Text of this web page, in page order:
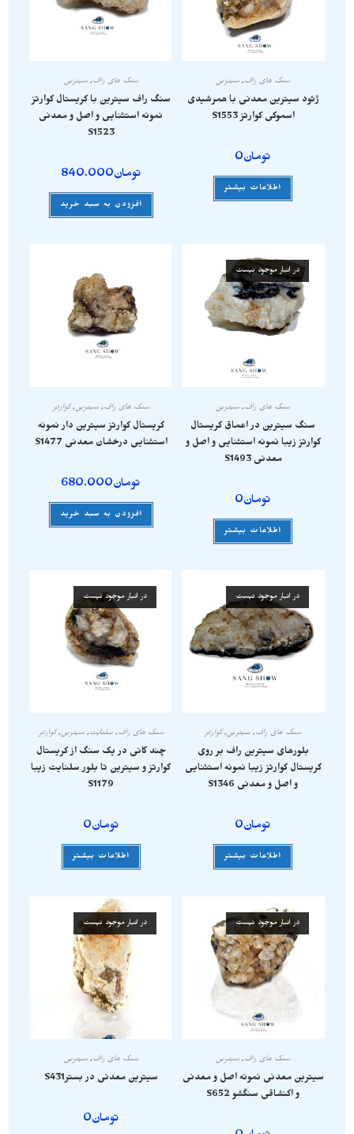
سنگ های راف, سیترین
ژئود سیترین معدنی با همرشیدی
اسموکی کوارتز S1553
تومان0
اطلاعات بیشتر
سنگ های راف,سیترین
سنگ راف سیترین با کریستال کوارتز
نمونه استثنایی و اصل و معدنی
S1523
تومان840.000
افزودن به سبد خرید
در انبار موجود نیست
سنگ های راف, سیترین
سنگ سیترین در اعماق کریستال
کوارتز زیبا نمونه استثنایی و اصل و
معدنی S1493
تومان0
اطلاعات بیشتر
سنگ های راف,سیترین,کوارتز
کریستال کوارتز سیترین دار نمونه
استثنایی درخشان معدنی S1477
تومان680.000
افزودن به سبد خرید
در انبار موجود نیست
سنگ های راف, سیترین, کوارتز
بلورهای سیترین راف بر روی
کریستال کوارتز زیبا نمونه استثنایی
و اصل و معدنی S1346
تومان0
اطلاعات بیشتر
در انبار موجود نیست
سنگ های راف,سلنایت,سیترین,کوارتز
چند کانی در یک سنگ از کریستال
کوارتز و سیترین تا بلور سلنایت زیبا
S1179
تومان0
اطلاعات بیشتر
در انبار موجود نیست
سنگ های راف, سیترین
سیترین معدنی نمونه اصل و معدنی
و اکنشاقی سنگشو S652
در انبار موجود نیست
سنگ های راف,سیترین
سیترین معدنی در بسترS431
تومان0